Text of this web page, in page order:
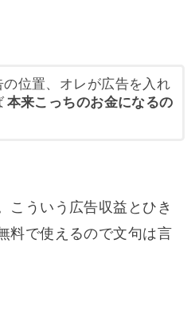
の位置、オレが広告を入れ
本来こっちのお金になるの
ういう広告収益とひき
料で使えるので文句は言